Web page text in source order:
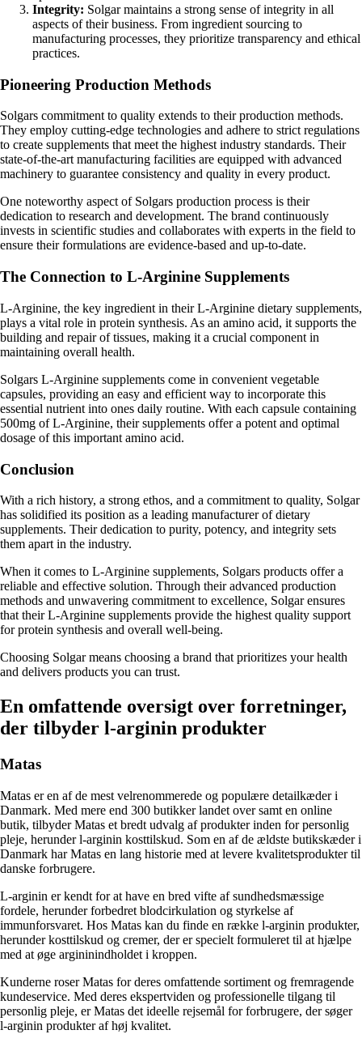
Integrity: Solgar maintains a strong sense of integrity in all
aspects of their business. From ingredient sourcing to
manufacturing processes, they prioritize transparency and ethical
practices.
Pioneering Production Methods
Solgars commitment to quality extends to their production methods.
They employ cutting-edge technologies and adhere to strict regulations
to create supplements that meet the highest industry standards. Their
state-of-the-art manufacturing facilities are equipped with advanced
machinery to guarantee consistency and quality in every product.
One noteworthy aspect of Solgars production process is their
dedication to research and development. The brand continuously
invests in scientific studies and collaborates with experts in the field to
ensure their formulations are evidence-based and up-to-date.
The Connection to L-Arginine Supplements
L-Arginine, the key ingredient in their L-Arginine dietary supplements,
plays a vital role in protein synthesis. As an amino acid, it supports the
building and repair of tissues, making it a crucial component in
maintaining overall health.
Solgars L-Arginine supplements come in convenient vegetable
capsules, providing an easy and efficient way to incorporate this
essential nutrient into ones daily routine. With each capsule containing
500mg of L-Arginine, their supplements offer a potent and optimal
dosage of this important amino acid.
Conclusion
With a rich history, a strong ethos, and a commitment to quality, Solgar
has solidified its position as a leading manufacturer of dietary
supplements. Their dedication to purity, potency, and integrity sets
them apart in the industry.
When it comes to L-Arginine supplements, Solgars products offer a
reliable and effective solution. Through their advanced production
methods and unwavering commitment to excellence, Solgar ensures
that their L-Arginine supplements provide the highest quality support
for protein synthesis and overall well-being.
Choosing Solgar means choosing a brand that prioritizes your health
and delivers products you can trust.
En omfattende oversigt over forretninger,
der tilbyder l-arginin produkter
Matas
Matas er en af de mest velrenommerede og populære detailkæder i
Danmark. Med mere end 300 butikker landet over samt en online
butik, tilbyder Matas et bredt udvalg af produkter inden for personlig
pleje, herunder l-arginin kosttilskud. Som en af de ældste butikskæder i
Danmark har Matas en lang historie med at levere kvalitetsprodukter til
danske forbrugere.
L-arginin er kendt for at have en bred vifte af sundhedsmæssige
fordele, herunder forbedret blodcirkulation og styrkelse af
immunforsvaret. Hos Matas kan du finde en række l-arginin produkter,
herunder kosttilskud og cremer, der er specielt formuleret til at hjælpe
med at øge argininindholdet i kroppen.
Kunderne roser Matas for deres omfattende sortiment og fremragende
kundeservice. Med deres ekspertviden og professionelle tilgang til
personlig pleje, er Matas det ideelle rejsemål for forbrugere, der søger
l-arginin produkter af høj kvalitet.